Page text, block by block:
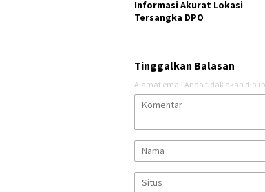
Informasi Akurat Lokasi
Tersangka DPO
Tinggalkan Balasan
Alamat email Anda tidak akan